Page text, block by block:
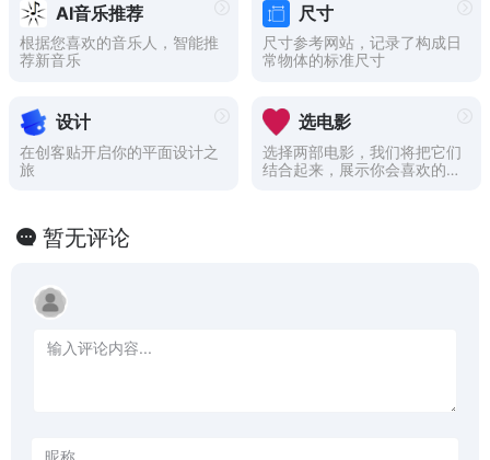
AI音乐推荐
根据您喜欢的音乐人，智能推
荐新音乐
尺寸
尺寸参考网站，记录了构成日
常物体的标准尺寸
设计
在创客贴开启你的平面设计之
旅
选电影
选择两部电影，我们将把它们
结合起来，展示你会喜欢的推
暂无评论